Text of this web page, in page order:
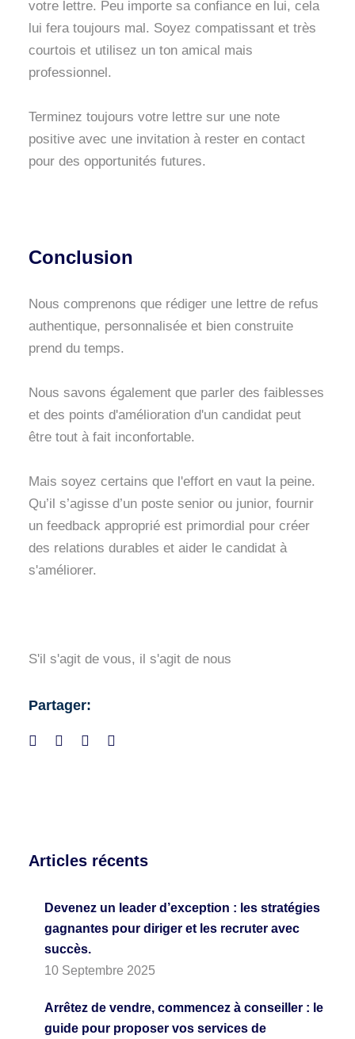
Articles récents
Devenez un leader d’exception : les stratégies
gagnantes pour diriger et les recruter avec
succès.
10 Septembre 2025
Arrêtez de vendre, commencez à conseiller : le
guide pour proposer vos services de
votre lettre. Peu importe sa confiance en lui, cela
lui fera toujours mal. Soyez compatissant et très
courtois et utilisez un ton amical mais
professionnel.
Terminez toujours votre lettre sur une note
positive avec une invitation à rester en contact
pour des opportunités futures.
Conclusion
Nous comprenons que rédiger une lettre de refus
authentique, personnalisée et bien construite
prend du temps.
Nous savons également que parler des faiblesses
et des points d'amélioration d'un candidat peut
être tout à fait inconfortable.
Mais soyez certains que l'effort en vaut la peine.
Qu’il s’agisse d’un poste senior ou junior, fournir
un feedback approprié est primordial pour créer
des relations durables et aider le candidat à
s'améliorer.
S'il s'agit de vous, il s'agit de nous
Partager: